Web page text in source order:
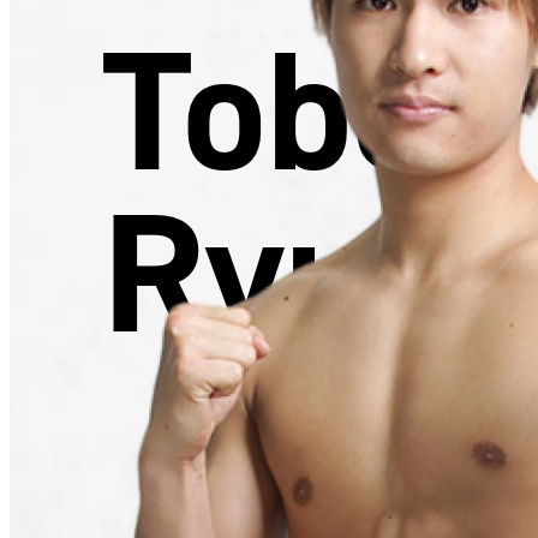
Tobe